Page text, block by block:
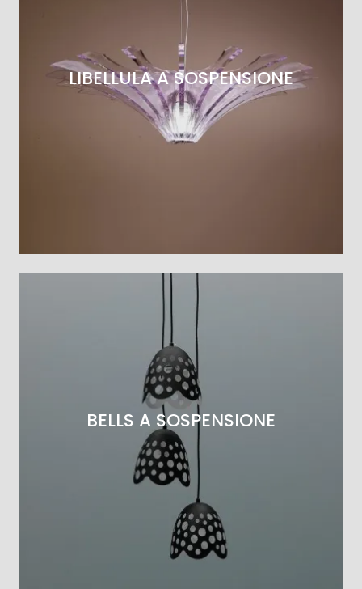
LIBELLULA A SOSPENSIONE
BELLS A SOSPENSIONE